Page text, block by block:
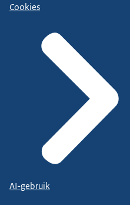
Cookies
AI-gebruik